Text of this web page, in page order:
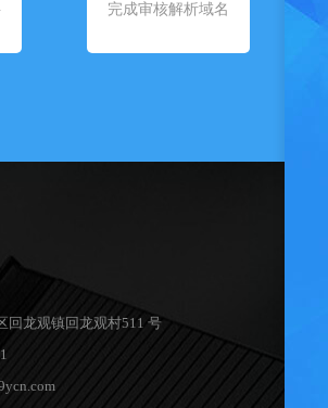
完成审核解析域名
回龙观镇回龙观村511 号